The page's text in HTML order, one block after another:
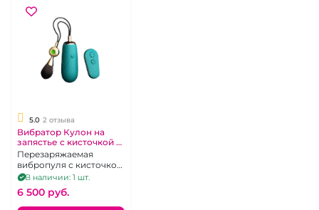
5.0 2 отзыва
Вибратор Кулон на
запястье с кисточкой и
подогревом на
дистанционном
управлении "We Love"
Перезаряжаемая
вибропуля с кисточкой
для нежной
стимуляции и
функцией подогрева.
Дистанционное
В наличии: 1 шт.
6 500 pуб.